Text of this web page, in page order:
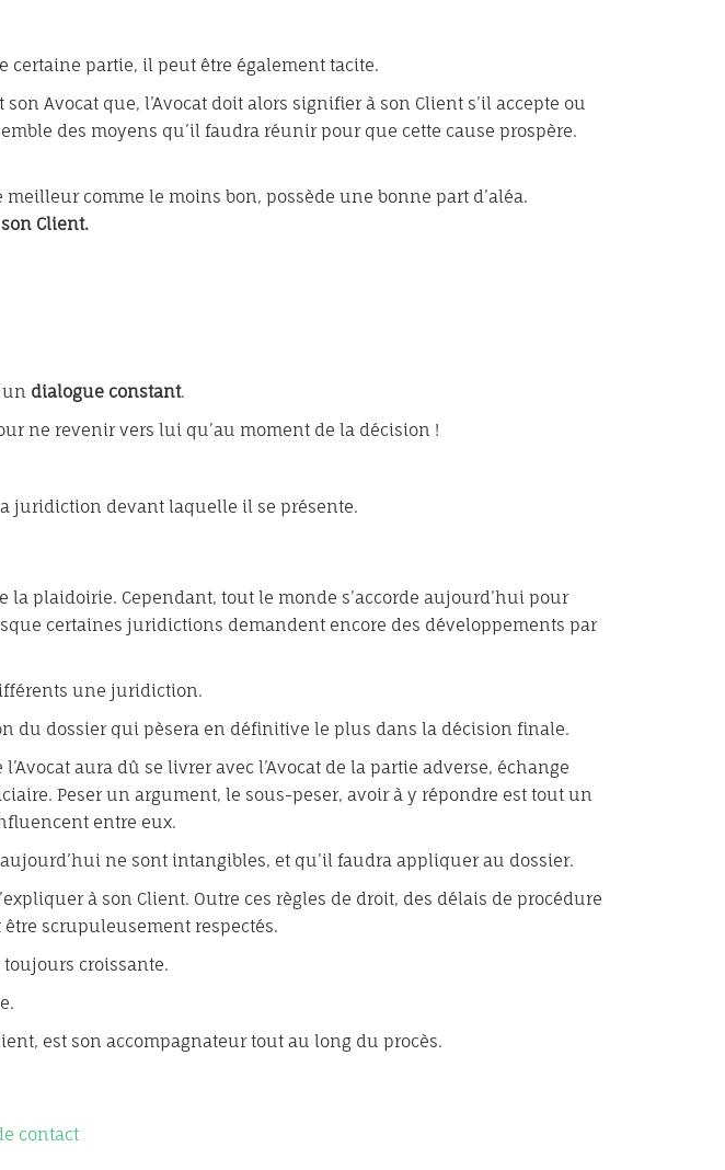
certaine partie, il peut être également tacite.
Avocat que, l’Avocat doit alors signifier à son Client s’il accepte ou
des moyens qu’il faudra réunir pour que cette cause prospère.
comme le moins bon, possède une bonne part d’aléa.
Client.
un dialogue constant.
ne revenir vers lui qu’au moment de la décision !
juridiction devant laquelle il se présente.
la plaidoirie. Cependant, tout le monde s’accorde aujourd’hui pour
certaines juridictions demandent encore des développements par
une juridiction.
du dossier qui pèsera en définitive le plus dans la décision finale.
aura dû se livrer avec l’Avocat de la partie adverse, échange
Peser un argument, le sous-peser, avoir à y répondre est tout un
entre eux.
ne sont intangibles, et qu’il faudra appliquer au dossier.
à son Client. Outre ces règles de droit, des délais de procédure
scrupuleusement respectés.
toujours croissante.
est son accompagnateur tout au long du procès.
contact